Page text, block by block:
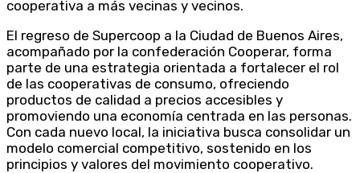
cooperativa a más vecinas y vecinos.
El regreso de Supercoop a la Ciudad de Buenos Aires,
acompañado por la confederación Cooperar, forma
parte de una estrategia orientada a fortalecer el rol
de las cooperativas de consumo, ofreciendo
productos de calidad a precios accesibles y
promoviendo una economía centrada en las personas.
Con cada nuevo local, la iniciativa busca consolidar un
modelo comercial competitivo, sostenido en los
principios y valores del movimiento cooperativo.